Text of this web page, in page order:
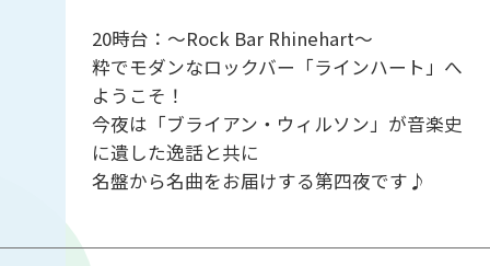
20時台：～Rock Bar Rhinehart～
粋でモダンなロックバー「ラインハート」へ
ようこそ！
今夜は「ブライアン・ウィルソン」が音楽史
に遺した逸話と共に
名盤から名曲をお届けする第四夜です♪